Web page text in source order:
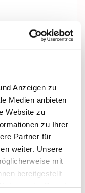
Anzeigen zu
Medien anbieten
Website zu
zu Ihrer
Partner für
weiter. Unsere
mit
bereitgestellt